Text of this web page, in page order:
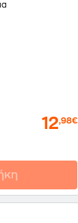
12,98€